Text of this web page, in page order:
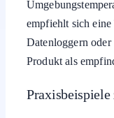
empfiehlt sich
Datenloggern
Produkt als
Praxisbeispiele